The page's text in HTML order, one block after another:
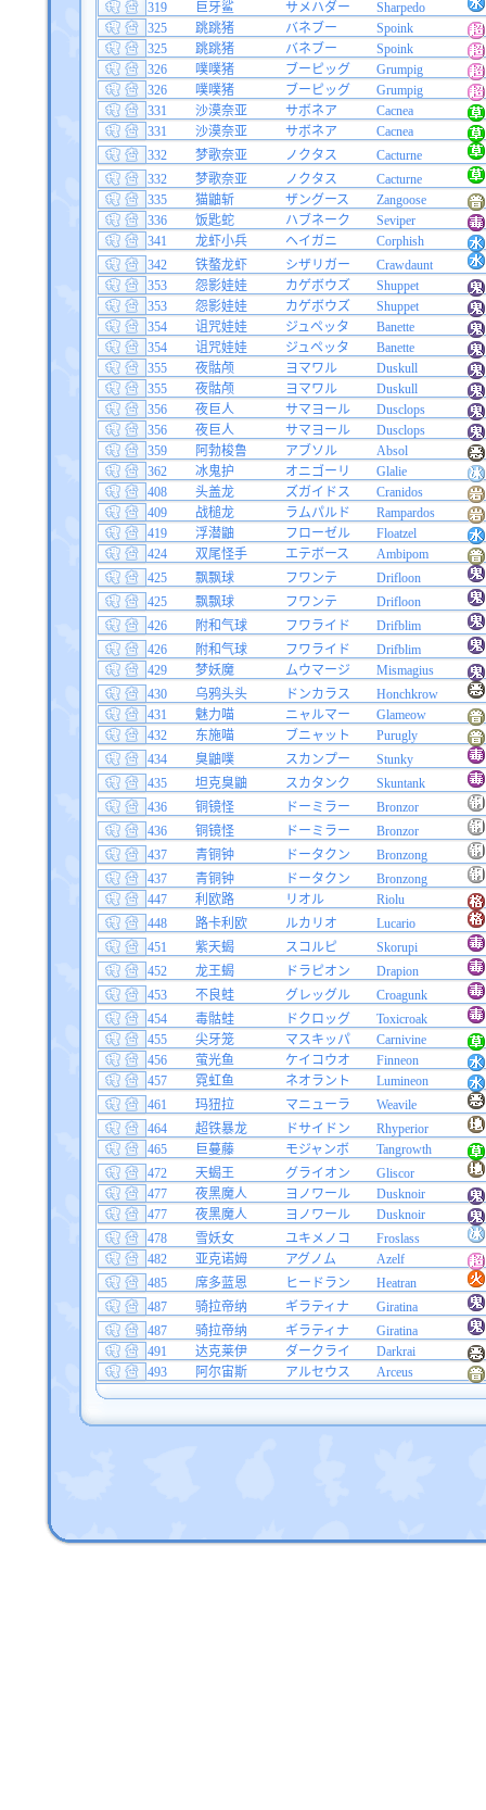
319 巨牙鲨 サメハダー
Sharpedo
325
跳跳猪 バネブー
Spoink
325
跳跳猪 バネブー
Spoink
326
噗噗猪 ブーピッグ
Grumpig
326
噗噗猪 ブーピッグ
Grumpig
331
沙漠奈亚 サボネア
Cacnea
331
沙漠奈亚 サボネア
Cacnea
332
梦歌奈亚 ノクタス
Cacturne
332
梦歌奈亚 ノクタス
Cacturne
335
猫鼬斩 ザングース
Zangoose
336
饭匙蛇 ハブネーク
Seviper
341
龙虾小兵 ヘイガニ
Corphish
342
铁螯龙虾 シザリガー
Crawdaunt
353
怨影娃娃 カゲボウズ
Shuppet
353
怨影娃娃 カゲボウズ
Shuppet
354
诅咒娃娃 ジュペッタ
Banette
354
诅咒娃娃 ジュペッタ
Banette
355
夜骷颅 ヨマワル
Duskull
355
夜骷颅 ヨマワル
Duskull
356
夜巨人 サマヨール
Dusclops
356
夜巨人 サマヨール
Dusclops
359
阿勃梭鲁 アブソル
Absol
362
冰鬼护 オニゴーリ
Glalie
408
头盖龙 ズガイドス
Cranidos
409
战槌龙 ラムパルド
Rampardos
419
浮潜鼬 フローゼル
Floatzel
424
双尾怪手 エテボース
Ambipom
425
飘飘球 フワンテ
Drifloon
425
飘飘球 フワンテ
Drifloon
426
附和气球 フワライド
Drifblim
426
附和气球 フワライド
Drifblim
429
梦妖魔 ムウマージ
Mismagius
430
乌鸦头头 ドンカラス
Honchkrow
431
魅力喵 ニャルマー
Glameow
432
东施喵 ブニャット
Purugly
434
臭鼬噗 スカンプー
Stunky
435
坦克臭鼬 スカタンク
Skuntank
436
铜镜怪 ドーミラー
Bronzor
436
铜镜怪 ドーミラー
Bronzor
437
青铜钟 ドータクン
Bronzong
437
青铜钟 ドータクン
Bronzong
447
利欧路 リオル
Riolu
448
路卡利欧 ルカリオ
Lucario
451
紫天蝎 スコルピ
Skorupi
452
龙王蝎 ドラピオン
Drapion
453
不良蛙 グレッグル
Croagunk
454
毒骷蛙 ドクロッグ
Toxicroak
455
尖牙笼 マスキッパ
Carnivine
456
萤光鱼 ケイコウオ
Finneon
457
霓虹鱼 ネオラント
Lumineon
461
玛狃拉 マニューラ
Weavile
464
超铁暴龙 ドサイドン
Rhyperior
465
巨蔓藤 モジャンボ
Tangrowth
472
天蝎王 グライオン
Gliscor
477
夜黑魔人 ヨノワール
Dusknoir
477
夜黑魔人 ヨノワール
Dusknoir
478
雪妖女 ユキメノコ
Froslass
482
亚克诺姆 アグノム
Azelf
485
席多蓝恩 ヒードラン
Heatran
487
骑拉帝纳 ギラティナ
Giratina
487
骑拉帝纳 ギラティナ
Giratina
491
达克莱伊 ダークライ
Darkrai
493
阿尔宙斯 アルセウス Arceus